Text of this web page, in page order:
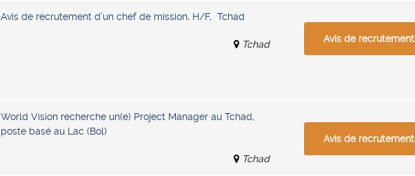
Avis de recrutement d’un chef de mission, H/F, Tchad
Tchad
Avis de recrutement
World Vision recherche un(e) Project Manager au Tchad,
poste basé au Lac (Bol)
Tchad
Avis de recrutement